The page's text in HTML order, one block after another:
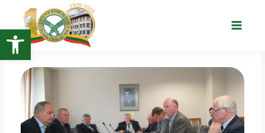
Open toolbar
turinio
Main